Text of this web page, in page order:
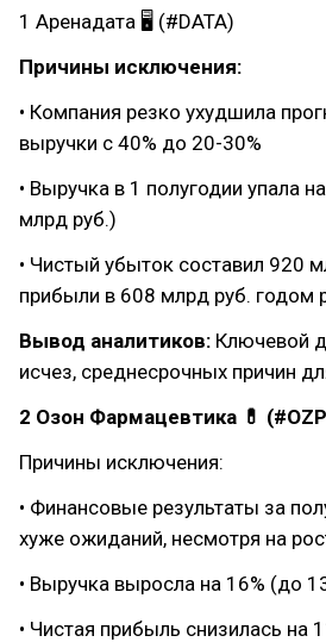
1 Аренадата 🖥 (#DATA)
Причины исключения:
• Компания резко ухудшила
выручки с 40% до 20-30%
• Выручка в 1 полугодии упала
млрд руб.)
• Чистый убыток составил 920
прибыли в 608 млрд руб. годом
Вывод аналитиков: Ключевой
исчез, среднесрочных причин
2 Озон Фармацевтика 💊
Причины исключения:
• Финансовые результаты за
хуже ожиданий, несмотря на
• Выручка выросла на 16% (до
• Чистая прибыль снизилась на